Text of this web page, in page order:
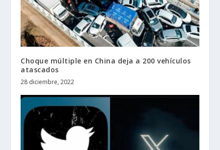
Choque múltiple en China deja a 200 vehículos
atascados
28 diciembre, 2022